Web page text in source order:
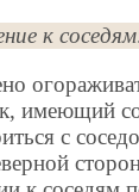
к
имеющий
с